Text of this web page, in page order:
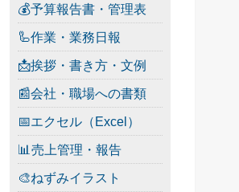
💰予算報告書・管理表
🦾作業・業務日報
📩挨拶・書き方・文例
📰会社・職場への書類
📅エクセル（Excel）
📊売上管理・報告
🎨ねずみイラスト